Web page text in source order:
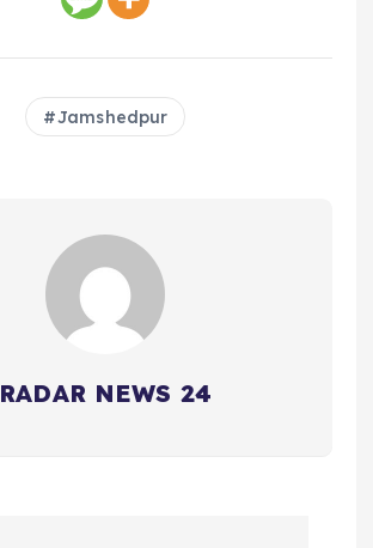
Jamshedpur
RADAR NEWS 24